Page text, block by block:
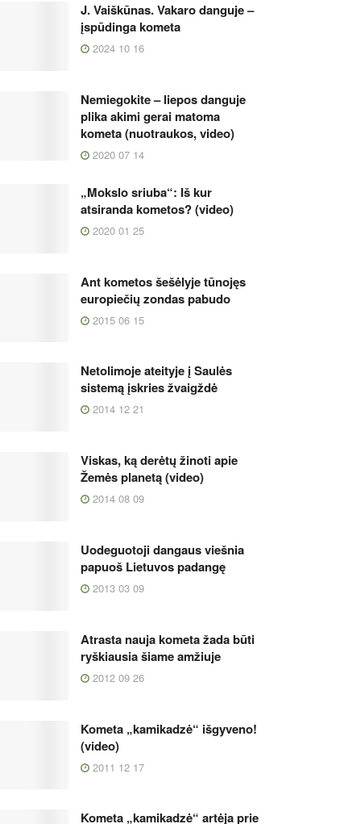
J. Vaiškūnas. Vakaro danguje –
įspūdinga kometa
2024 10 16
Nemiegokite – liepos danguje
plika akimi gerai matoma
kometa (nuotraukos, video)
2020 07 14
„Mokslo sriuba“: Iš kur
atsiranda kometos? (video)
2020 01 25
Ant kometos šešėlyje tūnojęs
europiečių zondas pabudo
2015 06 15
Netolimoje ateityje į Saulės
sistemą įskries žvaigždė
2014 12 21
Viskas, ką derėtų žinoti apie
Žemės planetą (video)
2014 08 09
Uodeguotoji dangaus viešnia
papuoš Lietuvos padangę
2013 03 09
Atrasta nauja kometa žada būti
ryškiausia šiame amžiuje
2012 09 26
Kometa „kamikadzė“ išgyveno!
(video)
2011 12 17
Kometa „kamikadzė“ artėja prie